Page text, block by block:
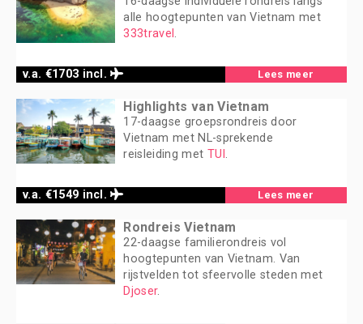
v.a. €1703 incl.
alle hoogtepunten van Vietnam met
333travel.
Lees meer
v.a. €1549 incl.
Highlights van Vietnam
17-daagse groepsrondreis door
Vietnam met NL-sprekende
reisleiding met TUI.
Lees meer
Rondreis Vietnam
22-daagse familierondreis vol
hoogtepunten van Vietnam. Van
rijstvelden tot sfeervolle steden met
Djoser.